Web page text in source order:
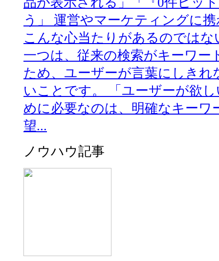
う」 運営やマーケティングに
こんな心当たりがあるのでは
一つは、従来の検索がキーワー
ため、ユーザーが言葉にしきれ
いことです。 「ユーザーが欲
めに必要なのは、明確なキーワ
望...
ノウハウ記事